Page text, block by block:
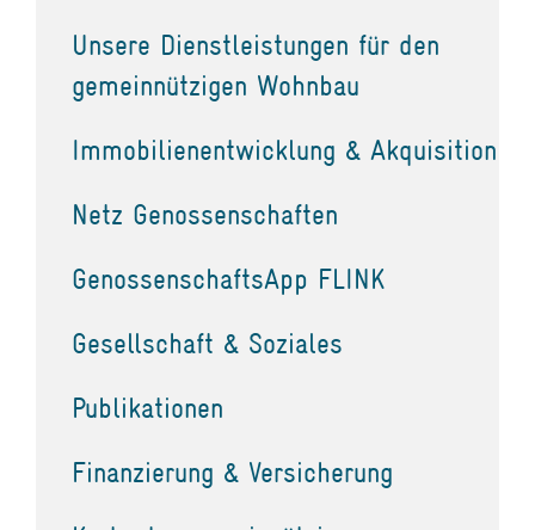
Unsere Dienstleistungen für den
gemeinnützigen Wohnbau
Immobilienentwicklung & Akquisition
Netz Genossenschaften
GenossenschaftsApp FLINK
Gesellschaft & Soziales
Publikationen
Finanzierung & Versicherung